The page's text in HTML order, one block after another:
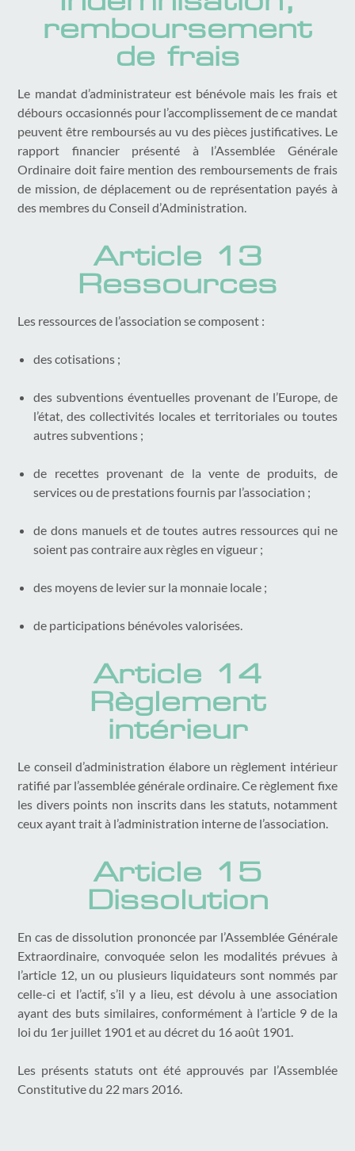
remboursement
de frais
Le mandat d’administrateur est bénévole mais les frais et
débours occasionnés pour l’accomplissement de ce mandat
peuvent être remboursés au vu des pièces justificatives. Le
rapport financier présenté à l’Assemblée Générale
Ordinaire doit faire mention des remboursements de frais
de mission, de déplacement ou de représentation payés à
des membres du Conseil d’Administration.
Article 13
Ressources
Les ressources de l’association se composent :
des cotisations ;
des subventions éventuelles provenant de l’Europe, de
l’état, des collectivités locales et territoriales ou toutes
autres subventions ;
de recettes provenant de la vente de produits, de
services ou de prestations fournis par l’association ;
de dons manuels et de toutes autres ressources qui ne
soient pas contraire aux règles en vigueur ;
des moyens de levier sur la monnaie locale ;
de participations bénévoles valorisées.
Article 14
Règlement
intérieur
Le conseil d’administration élabore un règlement intérieur
ratifié par l’assemblée générale ordinaire. Ce règlement fixe
les divers points non inscrits dans les statuts, notamment
ceux ayant trait à l’administration interne de l’association.
Article 15
Dissolution
En cas de dissolution prononcée par l’Assemblée Générale
Extraordinaire, convoquée selon les modalités prévues à
l’article 12, un ou plusieurs liquidateurs sont nommés par
celle-ci et l’actif, s’il y a lieu, est dévolu à une association
ayant des buts similaires, conformément à l’article 9 de la
loi du 1er juillet 1901 et au décret du 16 août 1901.
Les présents statuts ont été approuvés par l’Assemblée
Constitutive du 22 mars 2016.